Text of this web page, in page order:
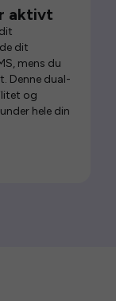
aktivt
dit
mens du
Denne dual-
og
hele din